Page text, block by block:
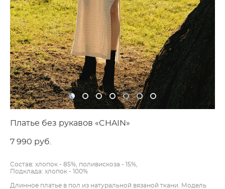
Платье без рукавов «CHAIN»
7 990 pуб.
Cостав: хлопок - 85%, поливискоза - 15%,
Подклада: хлопок - 100%
Длинное платье в пол из натуральной вязаной ткани. Модель